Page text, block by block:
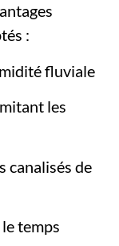
:
fluviale
les
canalisés de
temps